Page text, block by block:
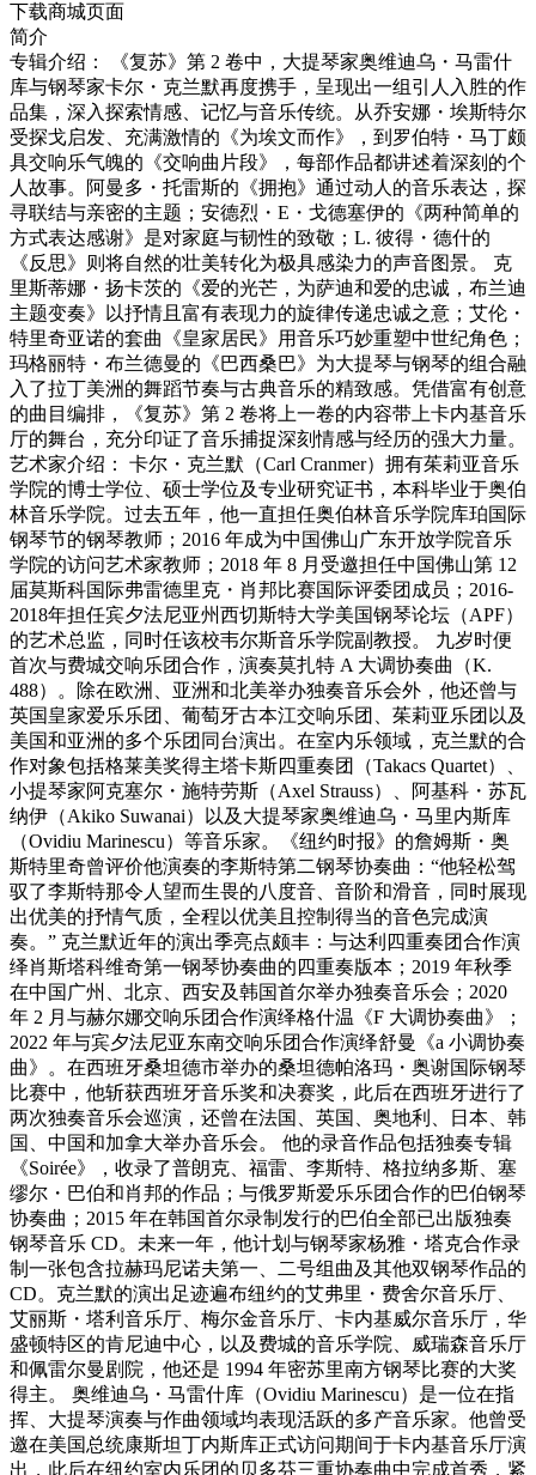
下载商城页面
简介
专辑介绍： 《复苏》第 2 卷中，大提琴家奥维迪乌・马雷什
库与钢琴家卡尔・克兰默再度携手，呈现出一组引人入胜的作
品集，深入探索情感、记忆与音乐传统。从乔安娜・埃斯特尔
受探戈启发、充满激情的《为埃文而作》，到罗伯特・马丁颇
具交响乐气魄的《交响曲片段》，每部作品都讲述着深刻的个
人故事。阿曼多・托雷斯的《拥抱》通过动人的音乐表达，探
寻联结与亲密的主题；安德烈・E・戈德塞伊的《两种简单的
方式表达感谢》是对家庭与韧性的致敬；L. 彼得・德什的
《反思》则将自然的壮美转化为极具感染力的声音图景。 克
里斯蒂娜・扬卡茨的《爱的光芒，为萨迪和爱的忠诚，布兰迪
主题变奏》以抒情且富有表现力的旋律传递忠诚之意；艾伦・
特里奇亚诺的套曲《皇家居民》用音乐巧妙重塑中世纪角色；
玛格丽特・布兰德曼的《巴西桑巴》为大提琴与钢琴的组合融
入了拉丁美洲的舞蹈节奏与古典音乐的精致感。凭借富有创意
的曲目编排，《复苏》第 2 卷将上一卷的内容带上卡内基音乐
厅的舞台，充分印证了音乐捕捉深刻情感与经历的强大力量。
艺术家介绍： 卡尔・克兰默（Carl Cranmer）拥有茱莉亚音乐
学院的博士学位、硕士学位及专业研究证书，本科毕业于奥伯
林音乐学院。过去五年，他一直担任奥伯林音乐学院库珀国际
钢琴节的钢琴教师；2016 年成为中国佛山广东开放学院音乐
学院的访问艺术家教师；2018 年 8 月受邀担任中国佛山第 12
届莫斯科国际弗雷德里克・肖邦比赛国际评委团成员；2016-
2018年担任宾夕法尼亚州西切斯特大学美国钢琴论坛（APF）
的艺术总监，同时任该校韦尔斯音乐学院副教授。 九岁时便
首次与费城交响乐团合作，演奏莫扎特 A 大调协奏曲（K.
488）。除在欧洲、亚洲和北美举办独奏音乐会外，他还曾与
英国皇家爱乐乐团、葡萄牙古本江交响乐团、茱莉亚乐团以及
美国和亚洲的多个乐团同台演出。在室内乐领域，克兰默的合
作对象包括格莱美奖得主塔卡斯四重奏团（Takacs Quartet）、
小提琴家阿克塞尔・施特劳斯（Axel Strauss）、阿基科・苏瓦
纳伊（Akiko Suwanai）以及大提琴家奥维迪乌・马里内斯库
（Ovidiu Marinescu）等音乐家。《纽约时报》的詹姆斯・奥
斯特里奇曾评价他演奏的李斯特第二钢琴协奏曲：“他轻松驾
驭了李斯特那令人望而生畏的八度音、音阶和滑音，同时展现
出优美的抒情气质，全程以优美且控制得当的音色完成演
奏。” 克兰默近年的演出季亮点颇丰：与达利四重奏团合作演
绎肖斯塔科维奇第一钢琴协奏曲的四重奏版本；2019 年秋季
在中国广州、北京、西安及韩国首尔举办独奏音乐会；2020
年 2 月与赫尔娜交响乐团合作演绎格什温《F 大调协奏曲》；
2022 年与宾夕法尼亚东南交响乐团合作演绎舒曼《a 小调协奏
曲》。在西班牙桑坦德市举办的桑坦德帕洛玛・奥谢国际钢琴
比赛中，他斩获西班牙音乐奖和决赛奖，此后在西班牙进行了
两次独奏音乐会巡演，还曾在法国、英国、奥地利、日本、韩
国、中国和加拿大举办音乐会。 他的录音作品包括独奏专辑
《Soirée》，收录了普朗克、福雷、李斯特、格拉纳多斯、塞
缪尔・巴伯和肖邦的作品；与俄罗斯爱乐乐团合作的巴伯钢琴
协奏曲；2015 年在韩国首尔录制发行的巴伯全部已出版独奏
钢琴音乐 CD。未来一年，他计划与钢琴家杨雅・塔克合作录
制一张包含拉赫玛尼诺夫第一、二号组曲及其他双钢琴作品的
CD。克兰默的演出足迹遍布纽约的艾弗里・费舍尔音乐厅、
艾丽斯・塔利音乐厅、梅尔金音乐厅、卡内基威尔音乐厅，华
盛顿特区的肯尼迪中心，以及费城的音乐学院、威瑞森音乐厅
和佩雷尔曼剧院，他还是 1994 年密苏里南方钢琴比赛的大奖
得主。 奥维迪乌・马雷什库（Ovidiu Marinescu）是一位在指
挥、大提琴演奏与作曲领域均表现活跃的多产音乐家。他曾受
邀在美国总统康斯坦丁内斯库正式访问期间于卡内基音乐厅演
出，此后在纽约室内乐团的贝多芬三重协奏曲中完成首秀，紧